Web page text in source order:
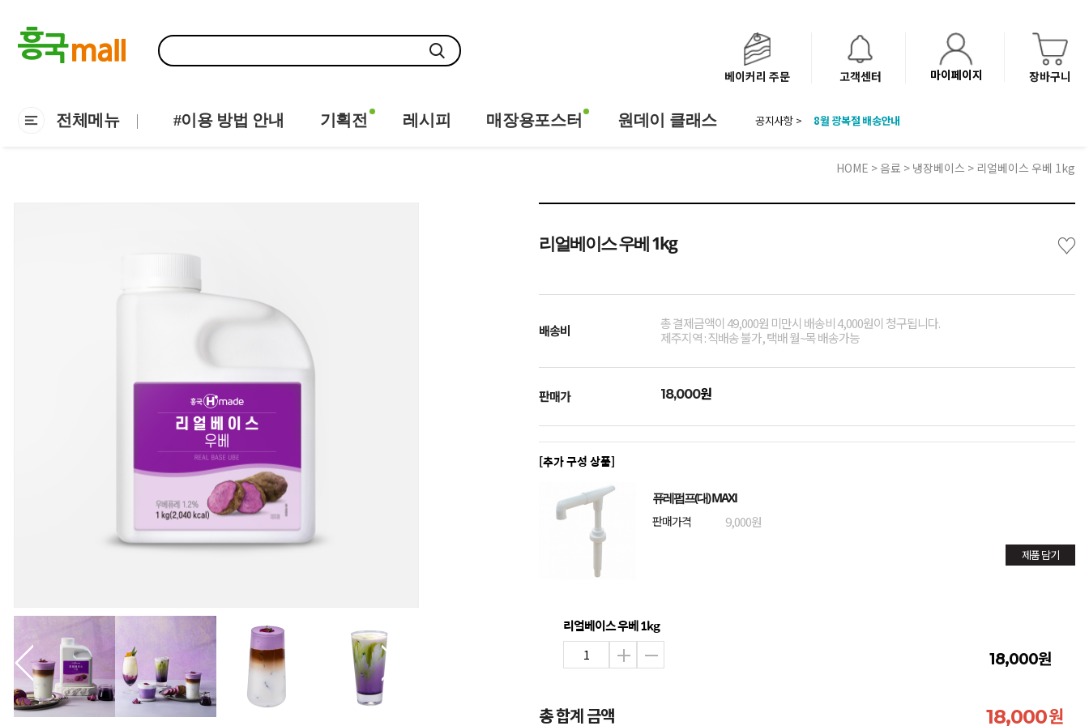
베이커리 주문 고객센터 마이페이지 장바구니
전체메뉴 #이용 방법 안내 기획전 레시피 매장용포스터 원데이 클래스 공지사항 >
8월 광복절 배송안내
HOME >음료 > 냉장베이스 > 리얼베이스 우베 1kg
리얼베이스 우베 1kg ♡
배송비
총 결제금액이 49,000원 미만시 배송비 4,000원이 청구됩니다.
제주지역 : 직배송 불가, 택배 월~목 배송가능
판매가 18,000원
[추가 구성 상품]
퓨레펌프(대) MAXI
판매가격
9,000원
제품 담기
리얼베이스 우베 1kg
18,000원
총 합계 금액 18,000원